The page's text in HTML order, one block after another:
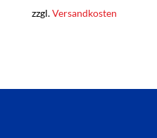
zzgl.Versandkosten